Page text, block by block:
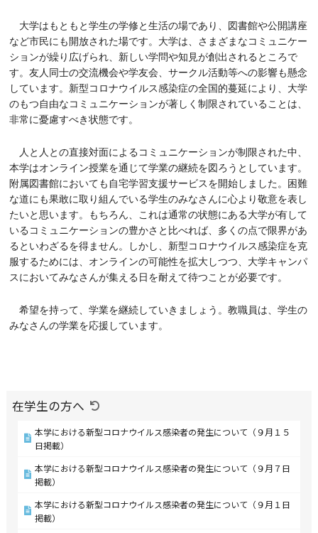
大学はもともと学生の学修と生活の場であり、図書館や公開講座
など市民にも開放された場です。大学は、さまざまなコミュニケー
ションが繰り広げられ、新しい学問や知見が創出されるところで
す。友人同士の交流機会や学友会、サークル活動等への影響も懸念
しています。新型コロナウイルス感染症の全国的蔓延により、大学
のもつ自由なコミュニケーションが著しく制限されていることは、
非常に憂慮すべき状態です。
人と人との直接対面によるコミュニケーションが制限された中、
本学はオンライン授業を通じて学業の継続を図ろうとしています。
附属図書館においても自宅学習支援サービスを開始しました。困難
な道にも果敢に取り組んでいる学生のみなさんに心より敬意を表し
たいと思います。もちろん、これは通常の状態にある大学が有して
いるコミュニケーションの豊かさと比べれば、多くの点で限界があ
るといわざるを得ません。しかし、新型コロナウイルス感染症を克
服するためには、オンラインの可能性を拡大しつつ、大学キャンパ
スにおいてみなさんが集える日を耐えて待つことが必要です。
希望を持って、学業を継続していきましょう。教職員は、学生の
みなさんの学業を応援しています。
在学生の方へ
本学における新型コロナウイルス感染者の発生について（９月１５
日掲載）
本学における新型コロナウイルス感染者の発生について（９月７日
掲載）
本学における新型コロナウイルス感染者の発生について（９月１日
掲載）